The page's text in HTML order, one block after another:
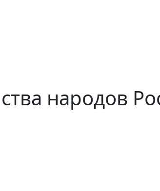
народов